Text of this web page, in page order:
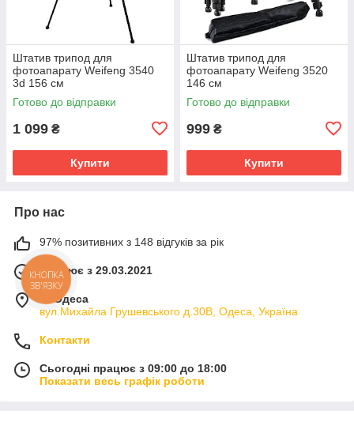
Штатив трипод для
фотоапарату Weifeng 3540
3d 156 см
Готово до відправки
1 099 ₴
Купити
Штатив трипод для
фотоапарату Weifeng 3520
146 см
Готово до відправки
999 ₴
Купити
Про нас
97% позитивних з 148 відгуків за рік
Працює з 29.03.2021
м. Одеса
вул.Михайла Грушевського д.30В, Одеса, Україна
Контакти
Сьогодні працює з 09:00 до 18:00
Показати весь графік роботи
КНОПКА
ЗВ'ЯЗКУ